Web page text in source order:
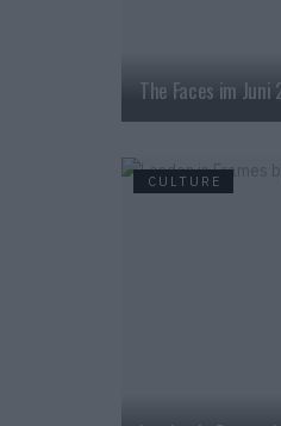
The Faces im Juni
CULTURE